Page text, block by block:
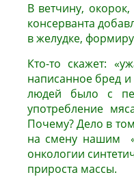
В ветчину,
консерванта
в желудке,
Кто-то скажет:
написанное бред
людей было с
употребление
Почему? Дело в
на смену нашим
онкологии
прироста массы.